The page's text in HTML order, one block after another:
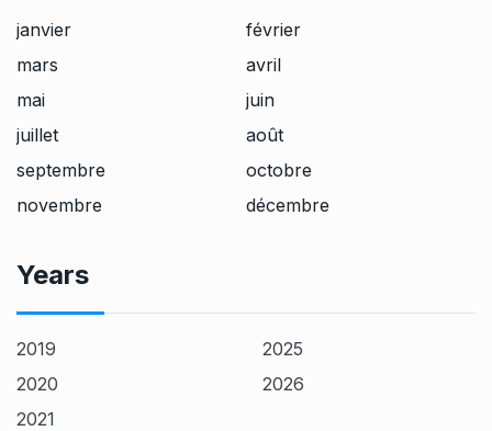
janvier
février
mars
avril
mai
juin
juillet
août
septembre
octobre
novembre
décembre
Years
2019
2020
2021
2025
2026